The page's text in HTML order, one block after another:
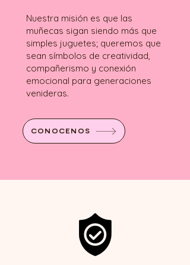
Nuestra misión es que las
muñecas sigan siendo más que
simples juguetes; queremos que
sean símbolos de creatividad,
compañerismo y conexión
emocional para generaciones
venideras.
CONOCENOS